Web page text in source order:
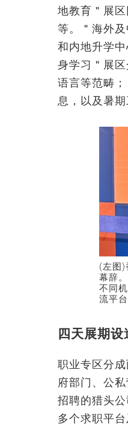
地教育＂展
等。＂海外
和内地升学
身学习＂展
语言等范畴
息，以及暑期
(左图)
幕辞
不同
流平台
四天展期
职业专区分
府部门、公
招聘的猎头
多个求职平